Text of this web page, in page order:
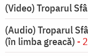
(Video) Troparul
(Audio) Troparul
(în limba greacă) -